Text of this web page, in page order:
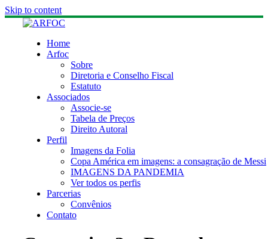
Skip to content
Home
Arfoc
Sobre
Diretoria e Conselho Fiscal
Estatuto
Associados
Associe-se
Tabela de Preços
Direito Autoral
Perfil
Imagens da Folia
Copa América em imagens: a consagração de Messi
IMAGENS DA PANDEMIA
Ver todos os perfis
Parcerias
Convênios
Contato